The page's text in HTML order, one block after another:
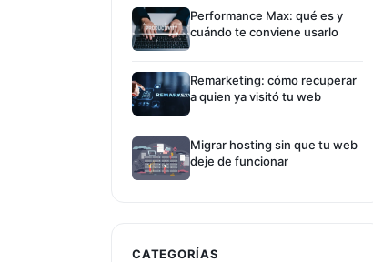
Performance Max: qué es y
cuándo te conviene usarlo
Remarketing: cómo recuperar
a quien ya visitó tu web
Migrar hosting sin que tu web
deje de funcionar
CATEGORÍAS